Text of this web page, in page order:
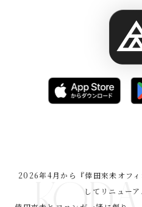
2026年4月から『倖田來未オフ
してリニューア